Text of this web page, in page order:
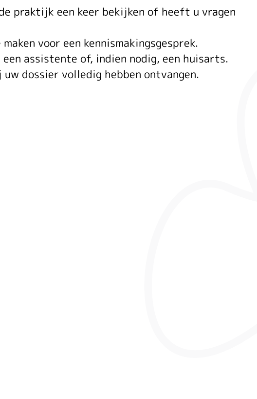
praktijk een keer bekijken of heeft u vragen
voor een kennismakingsgesprek.
assistente of, indien nodig, een huisarts.
dossier volledig hebben ontvangen.